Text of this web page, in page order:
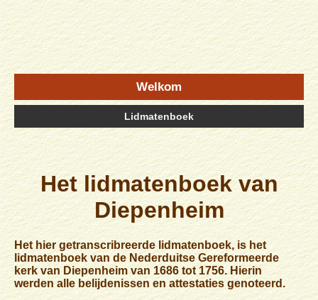
Welkom
Lidmatenboek
Het lidmatenboek van
Diepenheim
Het hier getranscribreerde lidmatenboek, is het
lidmatenboek van de Nederduitse Gereformeerde
kerk van Diepenheim van 1686 tot 1756. Hierin
werden alle belijdenissen en attestaties genoteerd.